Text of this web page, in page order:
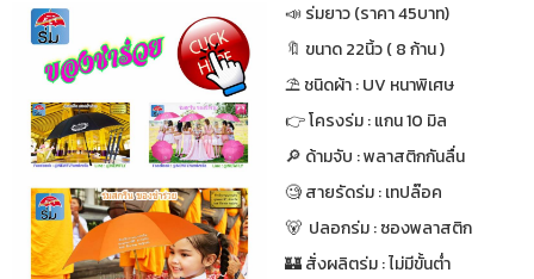
📣 ร่มยาว (ราคา 45บาท)
🔖 ขนาด 22นิ้ว ( 8 ก้าน )
⛱ ชนิดผ้า : UV หนาพิเศษ
👉 โครงร่ม : แกน 10 มิล
🔎 ด้ามจับ : พลาสติกกันลื่น
🧐 สายรัดร่ม : เทปล๊อค
🐻 ปลอกร่ม : ซองพลาสติก
🏰 สั่งผลิตร่ม : ไม่มีขั้นต่ำ